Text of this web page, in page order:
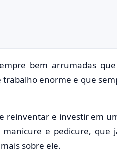
bem arrumadas
trabalho enorme e que
reinventar e investir em
e pedicure, que
sobre ele.